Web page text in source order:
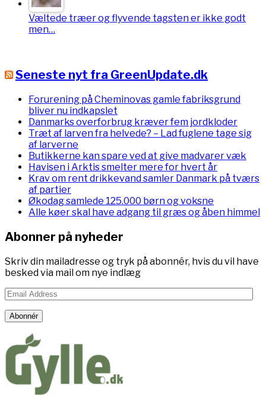
Væltede træer og flyvende tagsten er ikke godt
men…
Seneste nyt fra GreenUpdate.dk
Forurening på Cheminovas gamle fabriksgrund
bliver nu indkapslet
Danmarks overforbrug kræver fem jordkloder
Træt af larven fra helvede? – Lad fuglene tage sig
af larverne
Butikkerne kan spare ved at give madvarer væk
Havisen i Arktis smelter mere for hvert år
Krav om rent drikkevand samler Danmark på tværs
af partier
Økodag samlede 125.000 børn og voksne
Alle køer skal have adgang til græs og åben himmel
Abonner på nyheder
Skriv din mailadresse og tryk på abonnér, hvis du vil have
besked via mail om nye indlæg
Email
Address
Abonnér